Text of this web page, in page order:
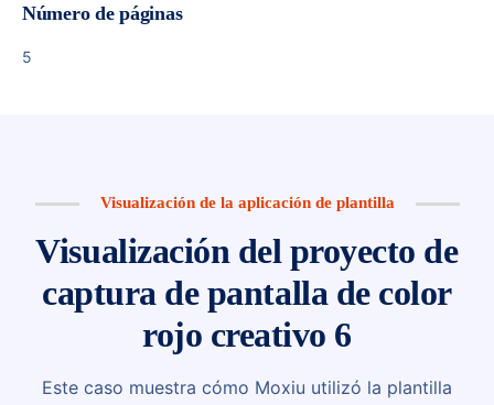
Número de páginas
5
Visualización de la aplicación de plantilla
Visualización del proyecto de
captura de pantalla de color
rojo creativo 6
Este caso muestra cómo Moxiu utilizó la plantilla